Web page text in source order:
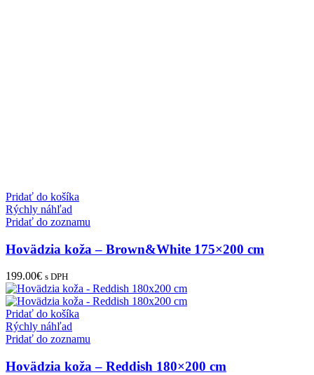
Pridať do košíka
Rýchly náhľad
Pridať do zoznamu
Hovädzia koža – Brown&White 175×200 cm
199.00€ s DPH
Pridať do košíka
Rýchly náhľad
Pridať do zoznamu
Hovädzia koža – Reddish 180×200 cm